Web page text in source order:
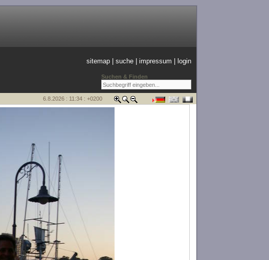
Suchen & Finden
sitemap |suche |impressum login
6.8.2026 : 11:34 : +0200